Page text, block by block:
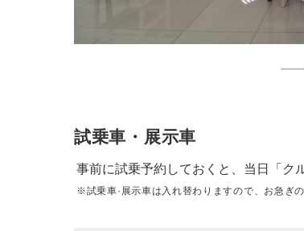
試乗車・展示車
事前に試乗予約しておくと、当日「ク
※試乗車·展示車は入れ替わりますので、お急ぎ